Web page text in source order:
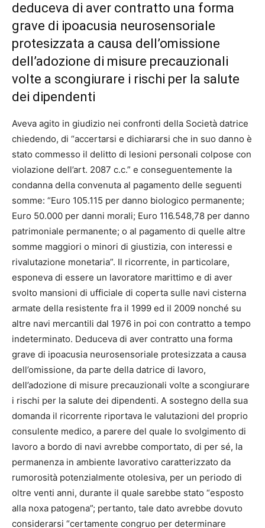
deduceva di aver contratto una forma
grave di ipoacusia neurosensoriale
protesizzata a causa dell’omissione
dell’adozione di misure precauzionali
volte a scongiurare i rischi per la salute
dei dipendenti
Aveva agito in giudizio nei confronti della Società datrice
chiedendo, di “accertarsi e dichiararsi che in suo danno è
stato commesso il delitto di lesioni personali colpose con
violazione dell’art. 2087 c.c.” e conseguentemente la
condanna della convenuta al pagamento delle seguenti
somme: “Euro 105.115 per danno biologico permanente;
Euro 50.000 per danni morali; Euro 116.548,78 per danno
patrimoniale permanente; o al pagamento di quelle altre
somme maggiori o minori di giustizia, con interessi e
rivalutazione monetaria”. Il ricorrente, in particolare,
esponeva di essere un lavoratore marittimo e di aver
svolto mansioni di ufficiale di coperta sulle navi cisterna
armate della resistente fra il 1999 ed il 2009 nonché su
altre navi mercantili dal 1976 in poi con contratto a tempo
indeterminato. Deduceva di aver contratto una forma
grave di ipoacusia neurosensoriale protesizzata a causa
dell’omissione, da parte della datrice di lavoro,
dell’adozione di misure precauzionali volte a scongiurare
i rischi per la salute dei dipendenti. A sostegno della sua
domanda il ricorrente riportava le valutazioni del proprio
consulente medico, a parere del quale lo svolgimento di
lavoro a bordo di navi avrebbe comportato, di per sé, la
permanenza in ambiente lavorativo caratterizzato da
rumorosità potenzialmente otolesiva, per un periodo di
oltre venti anni, durante il quale sarebbe stato “esposto
alla noxa patogena”; pertanto, tale dato avrebbe dovuto
considerarsi “certamente congruo per determinare